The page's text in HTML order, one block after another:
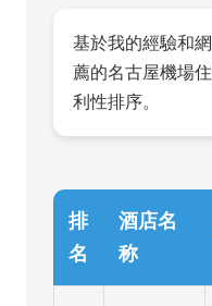
基於我的經驗和
薦的名古屋機場
利性排序。
排
名
酒店名
称